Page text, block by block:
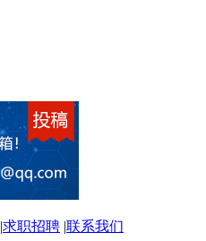
|求职招聘 |联系我们